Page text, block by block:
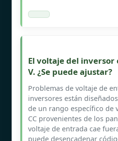
El voltaje del inversor
V. ¿Se puede ajustar?
Problemas de voltaje de
inversores están
de un rango específico de
CC provenientes de los
voltaje de entrada cae
puede desencadenar